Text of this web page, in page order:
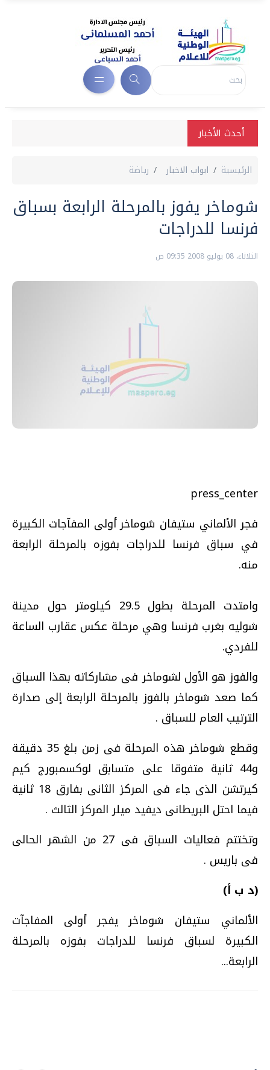
أحدث الأخبار
الرئيسية ابواب الاخبار رياضة
شوماخر يفوز بالمرحلة الرابعة بسباق
فرنسا للدراجات
الثلاثاء، 08 يوليو 2008 09:35 ص
press_center
فجر الألماني ستيفان شوماخر أولى المفآجات الكبيرة
في سباق فرنسا للدراجات بفوزه بالمرحلة الرابعة
منه.
وامتدت المرحلة بطول 29.5 كيلومتر حول مدينة
شوليه بغرب فرنسا وهي مرحلة عكس عقارب الساعة
للفردي.
والفوز هو الأول لشوماخر فى مشاركاته بهذا السباق
كما صعد شوماخر بالفوز بالمرحلة الرابعة إلى صدارة
الترتيب العام للسباق .
وقطع شوماخر هذه المرحلة فى زمن بلغ 35 دقيقة
و44 ثانية متفوقا على متسابق لوكسمبورج كيم
كيرتشن الذى جاء فى المركز الثانى بفارق 18 ثانية
فيما احتل البريطانى ديفيد ميلر المركز الثالث .
وتختتم فعاليات السباق فى 27 من الشهر الحالى
فى باريس .
(د ب أ)
الألماني ستيفان شوماخر يفجر أولى المفاجآت
الكبيرة لسباق فرنسا للدراجات بفوزه بالمرحلة
الرابعة...